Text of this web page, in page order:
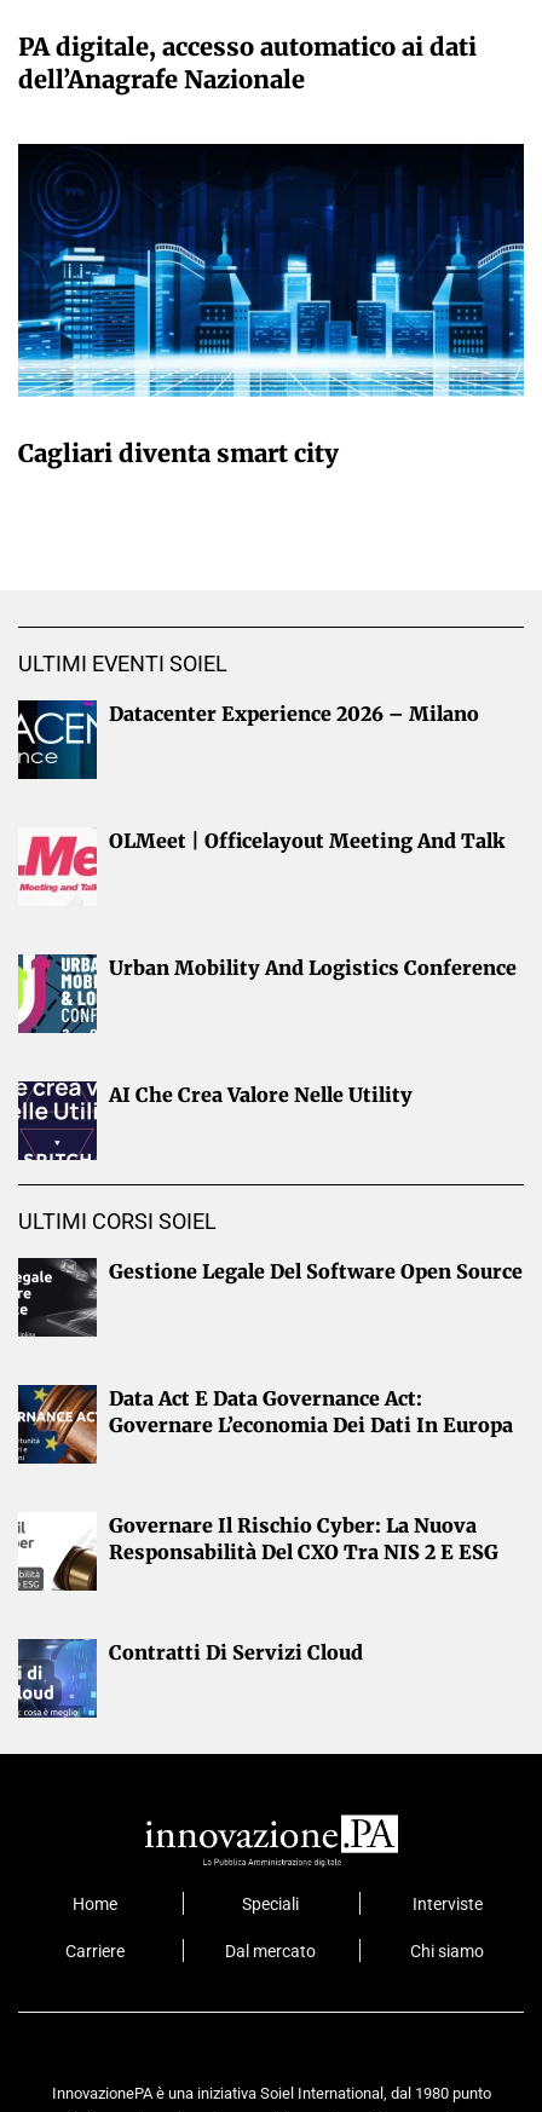
PA digitale, accesso automatico ai dati
dell’Anagrafe Nazionale
Cagliari diventa smart city
ULTIMI EVENTI SOIEL
Datacenter Experience 2026 – Milano
OLMeet | Officelayout Meeting And Talk
Urban Mobility And Logistics Conference
AI Che Crea Valore Nelle Utility
ULTIMI CORSI SOIEL
Gestione Legale Del Software Open Source
Data Act E Data Governance Act:
Governare L’economia Dei Dati In Europa
Governare Il Rischio Cyber: La Nuova
Responsabilità Del CXO Tra NIS 2 E ESG
Contratti Di Servizi Cloud
Home Speciali Interviste
Carriere Dal mercato Chi siamo
InnovazionePA è una iniziativa Soiel International, dal 1980 punto